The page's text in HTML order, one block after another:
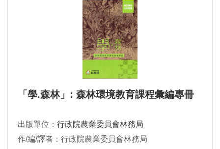
「學.森林」: 森林環境教育課程彙編專冊
出版單位： 行政院農業委員會林務局
作/編/譯者：行政院農業委員會林務局